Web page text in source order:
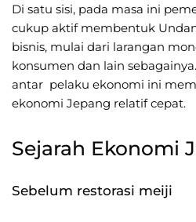
Di satu sisi, pada masa ini
cukup aktif membentuk
bisnis, mulai dari larangan
konsumen dan lain
antar pelaku ekonomi ini
ekonomi Jepang relatif cepat.
Sejarah Ekonomi
Sebelum restorasi meiji